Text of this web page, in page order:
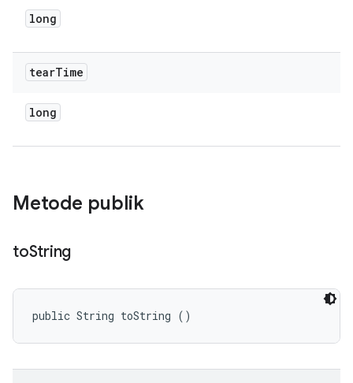
long
tearTime
long
Metode publik
toString
public String toString ()